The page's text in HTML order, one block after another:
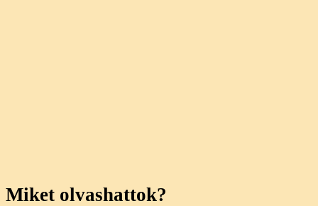
Miket olvashattok?